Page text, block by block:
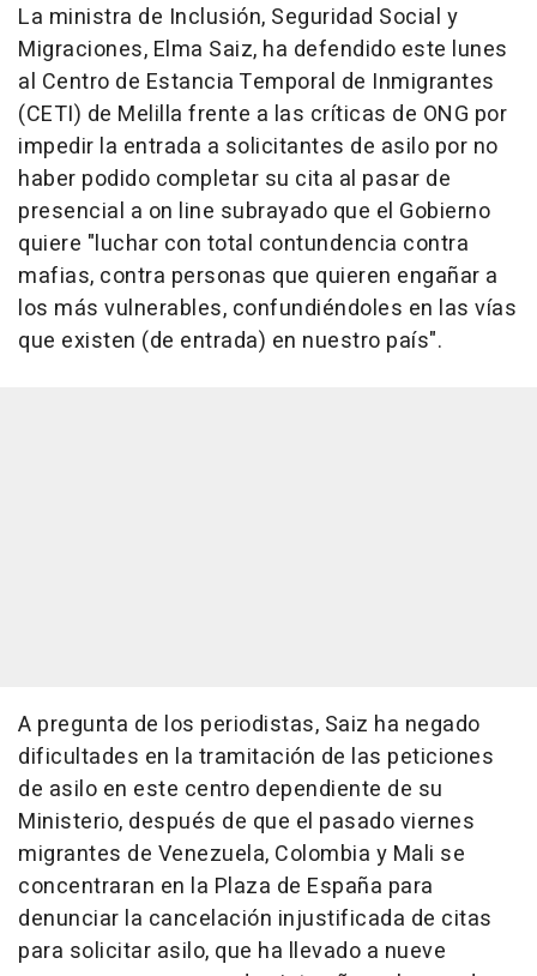
La ministra de Inclusión, Seguridad Social y
Migraciones, Elma Saiz, ha defendido este lunes
al Centro de Estancia Temporal de Inmigrantes
(CETI) de Melilla frente a las críticas de ONG por
impedir la entrada a solicitantes de asilo por no
haber podido completar su cita al pasar de
presencial a on line subrayado que el Gobierno
quiere "luchar con total contundencia contra
mafias, contra personas que quieren engañar a
los más vulnerables, confundiéndoles en las vías
que existen (de entrada) en nuestro país".
A pregunta de los periodistas, Saiz ha negado
dificultades en la tramitación de las peticiones
de asilo en este centro dependiente de su
Ministerio, después de que el pasado viernes
migrantes de Venezuela, Colombia y Mali se
concentraran en la Plaza de España para
denunciar la cancelación injustificada de citas
para solicitar asilo, que ha llevado a nueve